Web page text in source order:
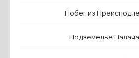
Побег из
Подземелье Палача